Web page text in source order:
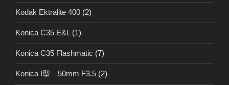
Kodak Ektralite 400 (2)
Konica C35 E&L (1)
Konica C35 Flashmatic (7)
Konica I型 50mm F3.5 (2)